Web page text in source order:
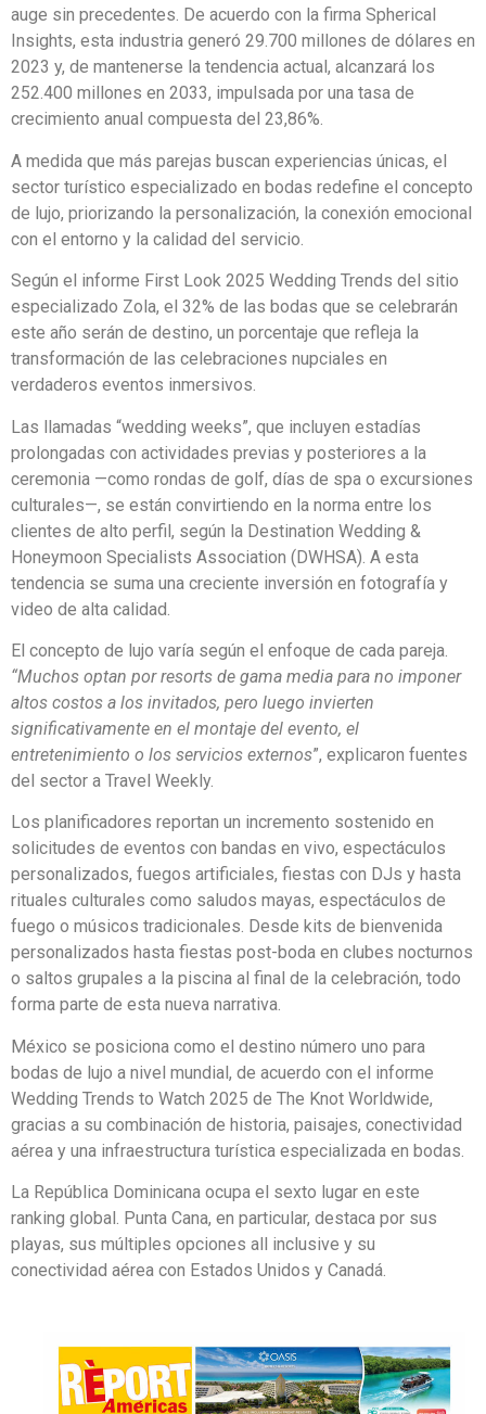
auge sin precedentes. De acuerdo con la firma Spherical
Insights, esta industria generó 29.700 millones de dólares en
2023 y, de mantenerse la tendencia actual, alcanzará los
252.400 millones en 2033, impulsada por una tasa de
crecimiento anual compuesta del 23,86%.
A medida que más parejas buscan experiencias únicas, el
sector turístico especializado en bodas redefine el concepto
de lujo, priorizando la personalización, la conexión emocional
con el entorno y la calidad del servicio.
Según el informe First Look 2025 Wedding Trends del sitio
especializado Zola, el 32% de las bodas que se celebrarán
este año serán de destino, un porcentaje que refleja la
transformación de las celebraciones nupciales en
verdaderos eventos inmersivos.
Las llamadas “wedding weeks”, que incluyen estadías
prolongadas con actividades previas y posteriores a la
ceremonia —como rondas de golf, días de spa o excursiones
culturales—, se están convirtiendo en la norma entre los
clientes de alto perfil, según la Destination Wedding &
Honeymoon Specialists Association (DWHSA). A esta
tendencia se suma una creciente inversión en fotografía y
video de alta calidad.
El concepto de lujo varía según el enfoque de cada pareja.
“Muchos optan por resorts de gama media para no imponer
altos costos a los invitados, pero luego invierten
significativamente en el montaje del evento, el
entretenimiento o los servicios externos”, explicaron fuentes
del sector a Travel Weekly.
Los planificadores reportan un incremento sostenido en
solicitudes de eventos con bandas en vivo, espectáculos
personalizados, fuegos artificiales, fiestas con DJs y hasta
rituales culturales como saludos mayas, espectáculos de
fuego o músicos tradicionales. Desde kits de bienvenida
personalizados hasta fiestas post-boda en clubes nocturnos
o saltos grupales a la piscina al final de la celebración, todo
forma parte de esta nueva narrativa.
México se posiciona como el destino número uno para
bodas de lujo a nivel mundial, de acuerdo con el informe
Wedding Trends to Watch 2025 de The Knot Worldwide,
gracias a su combinación de historia, paisajes, conectividad
aérea y una infraestructura turística especializada en bodas.
La República Dominicana ocupa el sexto lugar en este
ranking global. Punta Cana, en particular, destaca por sus
playas, sus múltiples opciones all inclusive y su
conectividad aérea con Estados Unidos y Canadá.